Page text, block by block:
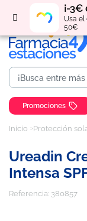
¡-3€
Usa el
50€
Promociones
Inicio Protección
Ureadin
Intensa
Referencia: 380857